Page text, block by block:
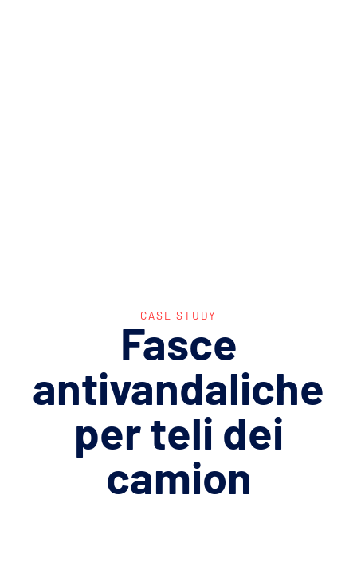
CASE STUDY
Fasce
antivandaliche
perteli dei
camion